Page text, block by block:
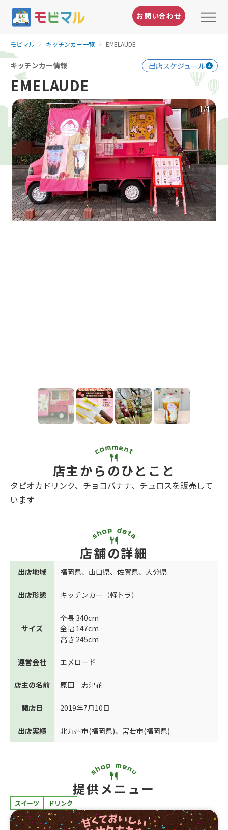
お問い合わせ
モビマル キッチンカー一覧 EMELAUDE
キッチンカー情報 出店スケジュール
EMELAUDE
1/4
店主からのひとこと
タピオカドリンク、チョコバナナ、チュロスを販売して
います
店舗の詳細
出店地域 福岡県、 山口県、 佐賀県、 大分県
出店形態 キッチンカー（軽トラ）
サイズ
全長 340cm
全幅 147cm
高さ 245cm
運営会社 エメロード
店主の名前 原田 志津花
開店日 2019年7月10日
出店実績 北九州市(福岡県)、 宮若市(福岡県)
提供メニュー
スイーツ ドリンク